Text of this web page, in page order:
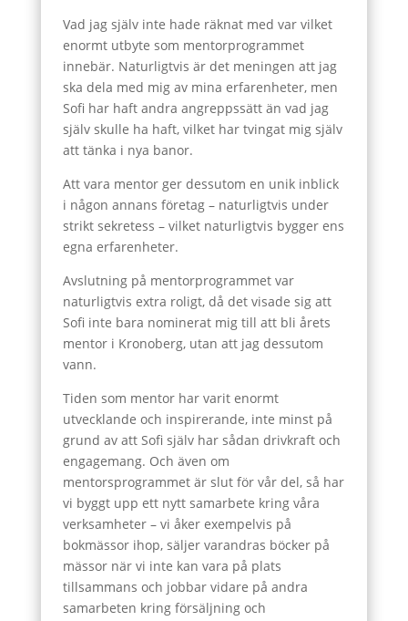
Vad jag själv inte hade räknat med var vilket
enormt utbyte som mentorprogrammet
innebär. Naturligtvis är det meningen att jag
ska dela med mig av mina erfarenheter, men
Sofi har haft andra angreppssätt än vad jag
själv skulle ha haft, vilket har tvingat mig själv
att tänka i nya banor.
Att vara mentor ger dessutom en unik inblick
i någon annans företag – naturligtvis under
strikt sekretess – vilket naturligtvis bygger ens
egna erfarenheter.
Avslutning på mentorprogrammet var
naturligtvis extra roligt, då det visade sig att
Sofi inte bara nominerat mig till att bli årets
mentor i Kronoberg, utan att jag dessutom
vann.
Tiden som mentor har varit enormt
utvecklande och inspirerande, inte minst på
grund av att Sofi själv har sådan drivkraft och
engagemang. Och även om
mentorsprogrammet är slut för vår del, så har
vi byggt upp ett nytt samarbete kring våra
verksamheter – vi åker exempelvis på
bokmässor ihop, säljer varandras böcker på
mässor när vi inte kan vara på plats
tillsammans och jobbar vidare på andra
samarbeten kring försäljning och